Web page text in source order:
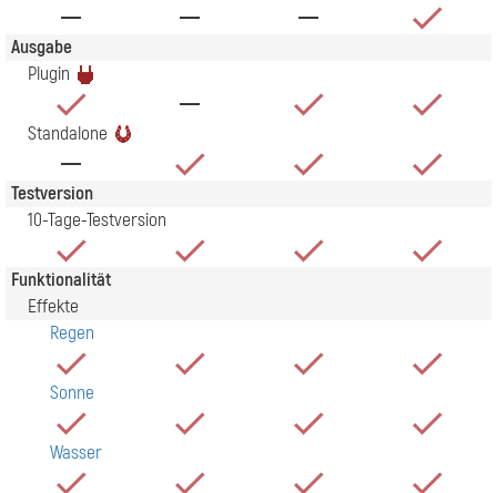
Ausgabe
Plugin
Standalone
Testversion
10-Tage-Testversion
Funktionalität
Effekte
Regen
Sonne
Wasser